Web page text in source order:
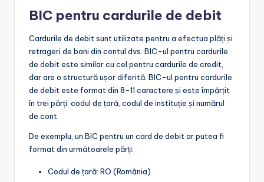
BIC pentru cardurile de debit
Cardurile de debit sunt utilizate pentru a efectua plăți și
retrageri de bani din contul dvs. BIC-ul pentru cardurile
de debit este similar cu cel pentru cardurile de credit,
dar are o structură ușor diferită. BIC-ul pentru cardurile
de debit este format din 8-11 caractere și este împărțit
în trei părți: codul de țară, codul de instituție și numărul
de cont.
De exemplu, un BIC pentru un card de debit ar putea fi
format din următoarele părți:
Codul de țară: RO (România)